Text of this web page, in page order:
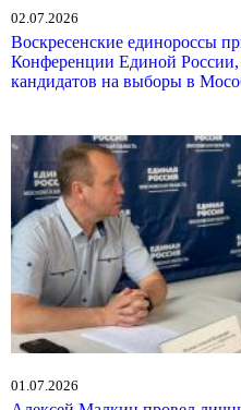
02.07.2026
Воскресенские единороссы
Конференции Единой России,
кандидатов на выборы в
01.07.2026